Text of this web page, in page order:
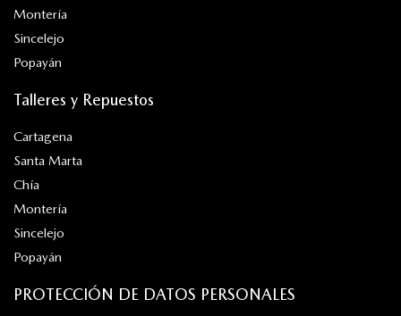
Montería
Sincelejo
Popayán
Talleres y Repuestos
Cartagena
Santa Marta
Chía
Montería
Sincelejo
Popayán
PROTECCIÓN DE DATOS PERSONALES